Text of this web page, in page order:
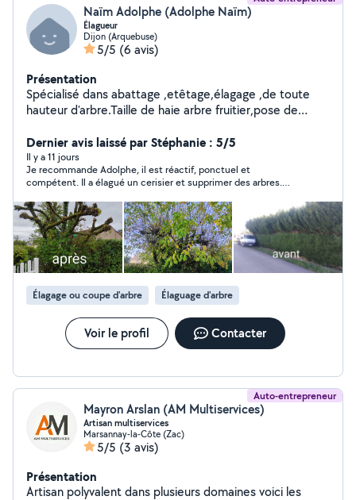
Naïm Adolphe (Adolphe Naïm)
Élagueur
Dijon (Arquebuse)
5/5 (6 avis)
Présentation
Spécialisé dans abattage ,etêtage,élagage ,de toute
hauteur d'arbre.Taille de haie arbre fruitier,pose de
d'expérience.
Dernier avis laissé par Stéphanie : 5/5
Il y a 11 jours
Je recommande Adolphe, il est réactif, ponctuel et
compétent. Il a élagué un cerisier et supprimer des arbres.
Élagage ou coupe d'arbre Élaguage d'arbre
Voir le profil Contacter
Auto-entrepreneur
Mayron Arslan (AM Multiservices)
Artisan multiservices
Marsannay-la-Côte (Zac)
5/5 (3 avis)
Présentation
Artisan polyvalent dans plusieurs domaines voici les